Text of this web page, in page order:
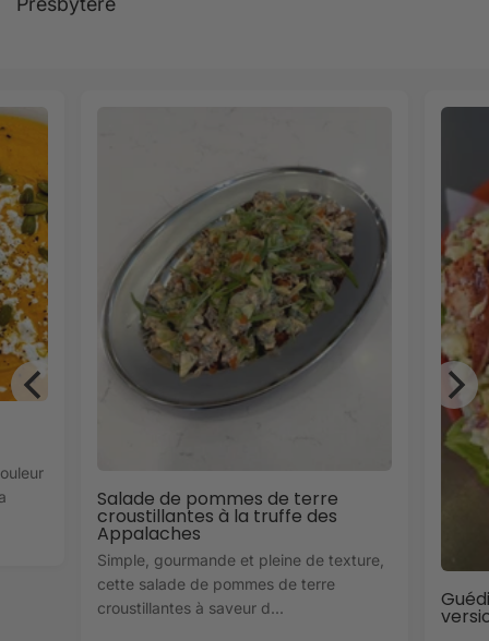
Salade de pommes de terre
croustillantes à la truffe des
Appalaches
Simple, gourmande et pleine de texture,
cette salade de pommes de terre
croustillantes à saveur d...